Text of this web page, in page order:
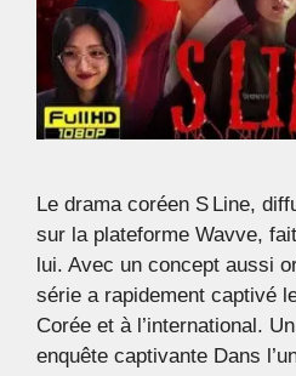
Le drama coréen S Line,
sur la plateforme Wavve,
lui. Avec un concept aussi
série a rapidement captivé
Corée et à l’international.
enquête captivante Dans